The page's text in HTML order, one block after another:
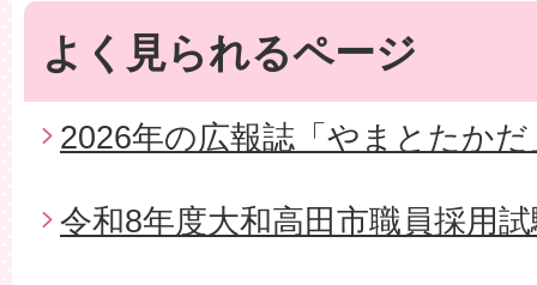
よく見られるページ
2026年の広報誌「やまとたかだ
令和8年度大和高田市職員採用